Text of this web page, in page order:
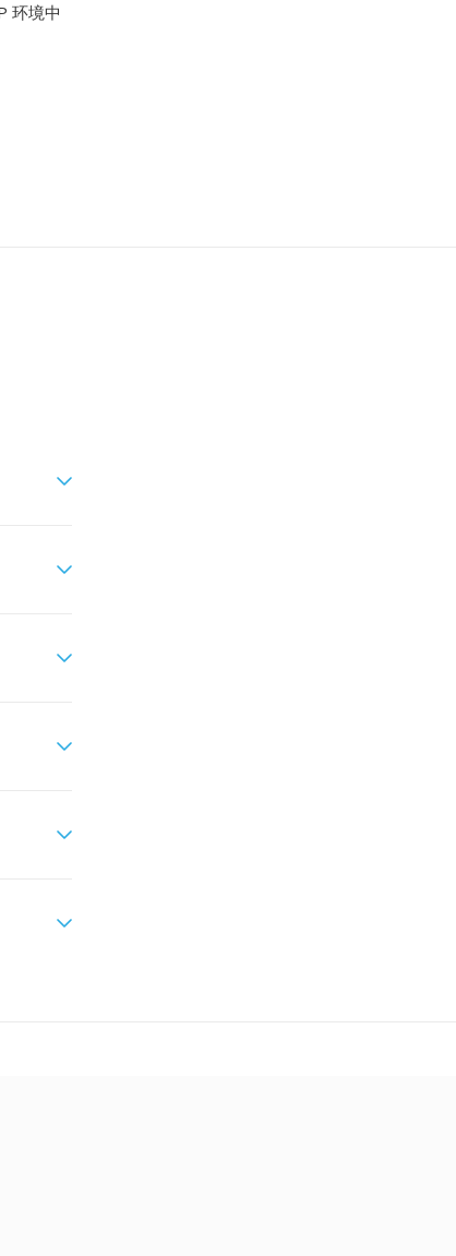
环境中